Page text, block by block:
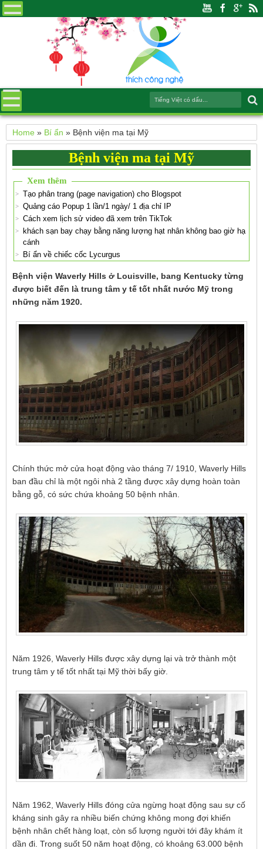
Home » Bí ẩn » Bệnh viện ma tại Mỹ
Bệnh viện ma tại Mỹ
Xem thêm
Tạo phân trang (page navigation) cho Blogspot
Quảng cáo Popup 1 lần/1 ngày/ 1 địa chỉ IP
Cách xem lịch sử video đã xem trên TikTok
khách sạn bay chạy bằng năng lượng hạt nhân không bao giờ hạ
cánh
Bí ẩn về chiếc cốc Lycurgus
Bệnh viện Waverly Hills ở Louisville, bang Kentucky từng
được biết đến là trung tâm y tế tốt nhất nước Mỹ trong
những năm 1920.
Chính thức mở cửa hoạt động vào tháng 7/ 1910, Waverly Hills
ban đầu chỉ là một ngôi nhà 2 tầng được xây dựng hoàn toàn
bằng gỗ, có sức chứa khoảng 50 bệnh nhân.
Năm 1926, Waverly Hills được xây dựng lại và trở thành một
trung tâm y tế tốt nhất tại Mỹ thời bấy giờ.
Năm 1962, Waverly Hills đóng cửa ngừng hoạt động sau sự cố
kháng sinh gây ra nhiều biến chứng không mong đợi khiến
bệnh nhân chết hàng loạt, còn số lượng người tới đây khám ít
dần đi. Trong suốt 50 năm hoạt động, có khoảng 63.000 bệnh